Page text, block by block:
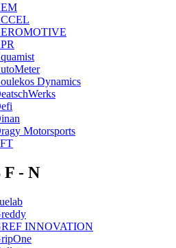
Dynamics
Motorsports
- N
INNOVATION